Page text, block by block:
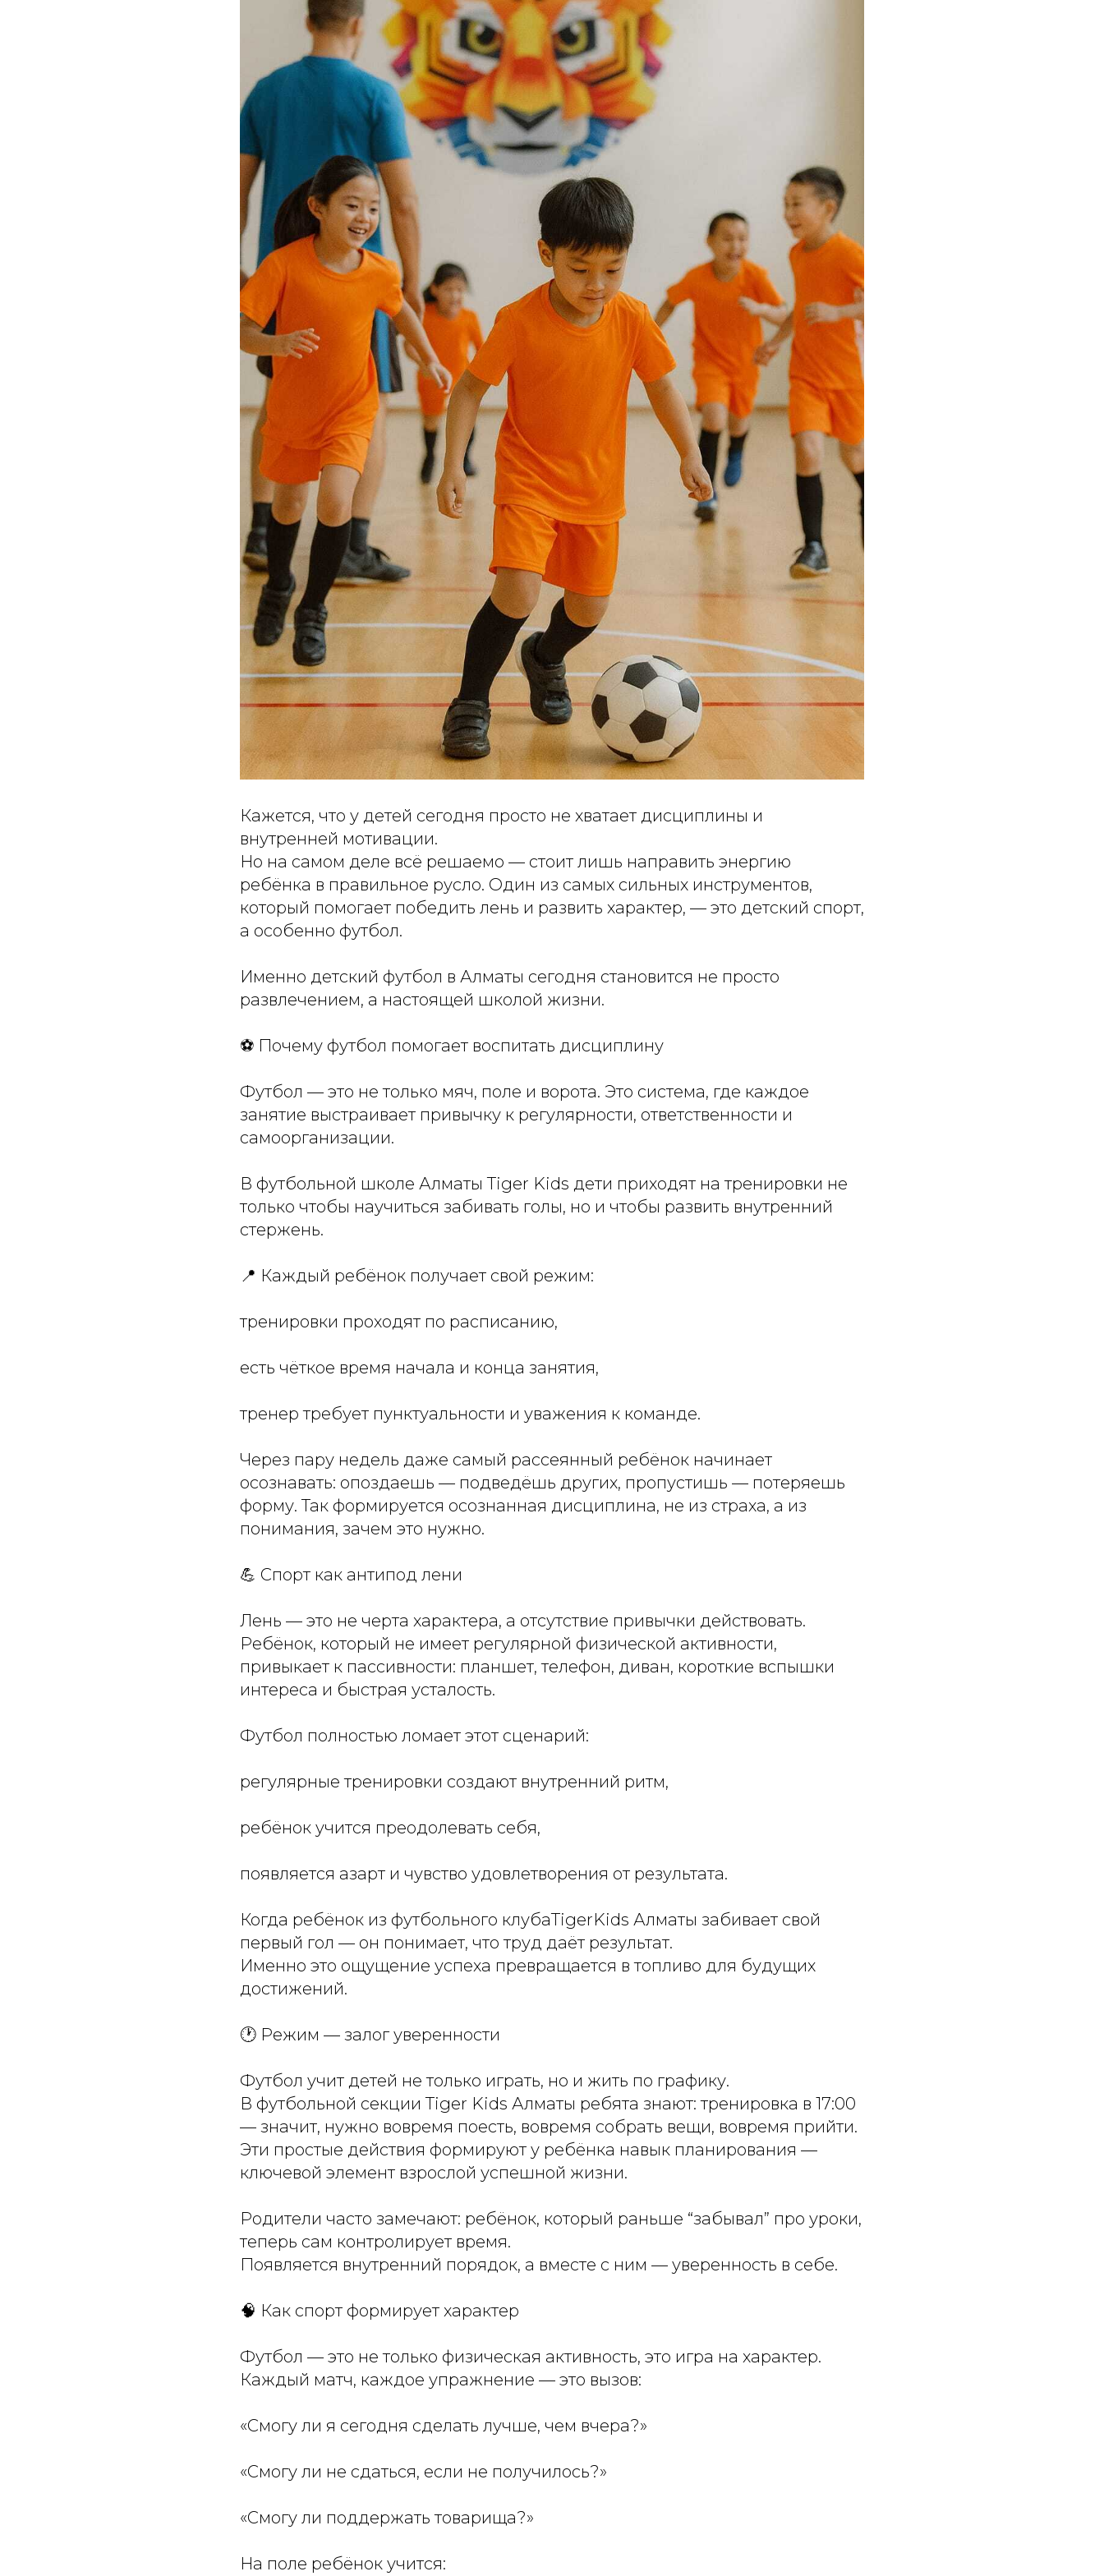
Кажется, что у детей сегодня просто не хватает дисциплины и
внутренней мотивации.
Но на самом деле всё решаемо — стоит лишь направить энергию
ребёнка в правильное русло. Один из самых сильных инструментов,
который помогает победить лень и развить характер, — это детский спорт,
а особенно футбол.
Именно детский футбол в Алматы сегодня становится не просто
развлечением, а настоящей школой жизни.
⚽ Почему футбол помогает воспитать дисциплину
Футбол — это не только мяч, поле и ворота. Это система, где каждое
занятие выстраивает привычку к регулярности, ответственности и
самоорганизации.
В футбольной школе Алматы Tiger Kids дети приходят на тренировки не
только чтобы научиться забивать голы, но и чтобы развить внутренний
стержень.
📍 Каждый ребёнок получает свой режим:
тренировки проходят по расписанию,
есть чёткое время начала и конца занятия,
тренер требует пунктуальности и уважения к команде.
Через пару недель даже самый рассеянный ребёнок начинает
осознавать: опоздаешь — подведёшь других, пропустишь — потеряешь
форму. Так формируется осознанная дисциплина, не из страха, а из
понимания, зачем это нужно.
💪 Спорт как антипод лени
Лень — это не черта характера, а отсутствие привычки действовать.
Ребёнок, который не имеет регулярной физической активности,
привыкает к пассивности: планшет, телефон, диван, короткие вспышки
интереса и быстрая усталость.
Футбол полностью ломает этот сценарий:
регулярные тренировки создают внутренний ритм,
ребёнок учится преодолевать себя,
появляется азарт и чувство удовлетворения от результата.
Когда ребёнок из футбольного клубаTigerKids Алматы забивает свой
первый гол — он понимает, что труд даёт результат.
Именно это ощущение успеха превращается в топливо для будущих
достижений.
🕐 Режим — залог уверенности
Футбол учит детей не только играть, но и жить по графику.
В футбольной секции Tiger Kids Алматы ребята знают: тренировка в 17:00
— значит, нужно вовремя поесть, вовремя собрать вещи, вовремя прийти.
Эти простые действия формируют у ребёнка навык планирования —
ключевой элемент взрослой успешной жизни.
Родители часто замечают: ребёнок, который раньше “забывал” про уроки,
теперь сам контролирует время.
Появляется внутренний порядок, а вместе с ним — уверенность в себе.
🧠 Как спорт формирует характер
Футбол — это не только физическая активность, это игра на характер.
Каждый матч, каждое упражнение — это вызов:
«Смогу ли я сегодня сделать лучше, чем вчера?»
«Смогу ли не сдаться, если не получилось?»
«Смогу ли поддержать товарища?»
На поле ребёнок учится: